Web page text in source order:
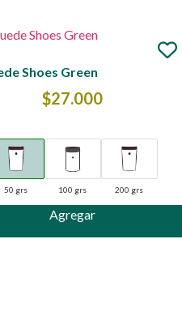
Shoes Green
$27.000
Agregar
50 grs 100 grs 200 grs